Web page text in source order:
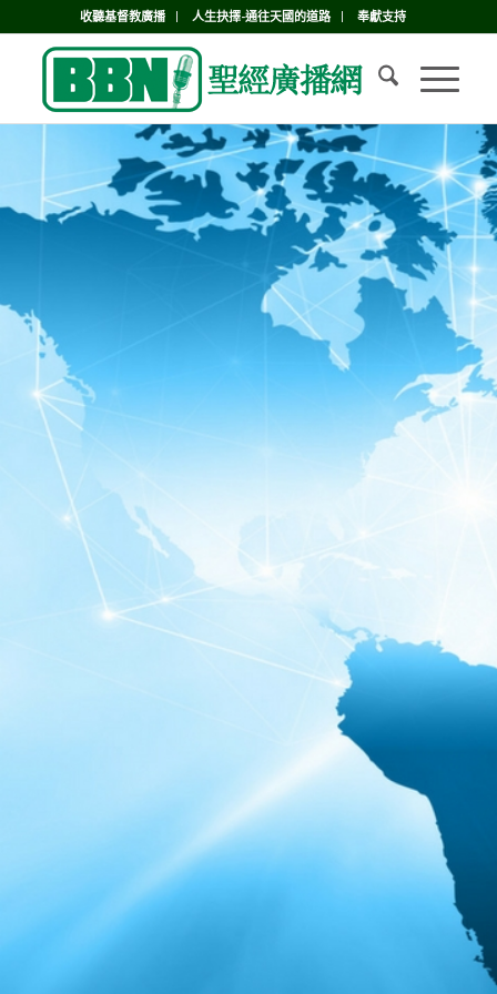
收聽基督教廣播 人生抉擇-通往天國的道路 奉獻支持